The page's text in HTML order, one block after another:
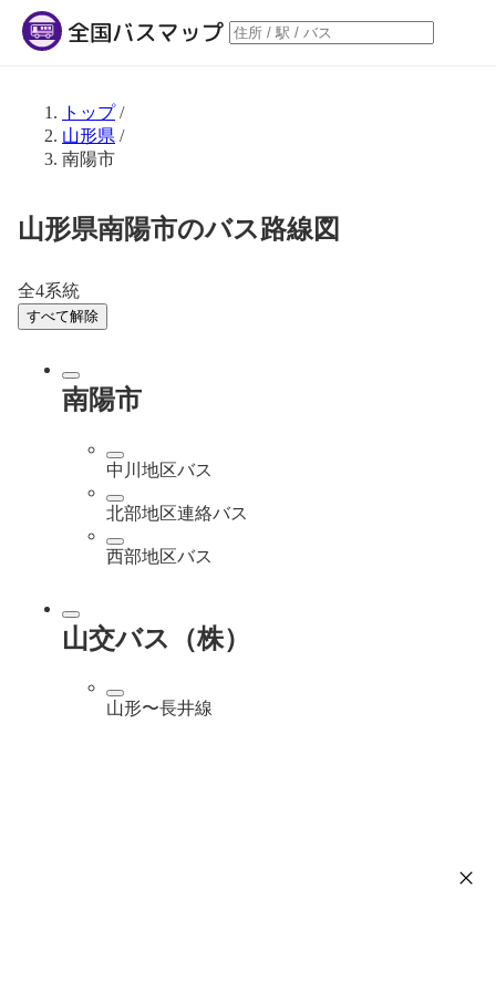
トップ/
山形県 /
南陽市
山形県南陽市のバス路線図
全4系統
すべて解除
南陽市
中川地区バス
北部地区連絡バス
西部地区バス
山交バス（株）
山形〜長井線